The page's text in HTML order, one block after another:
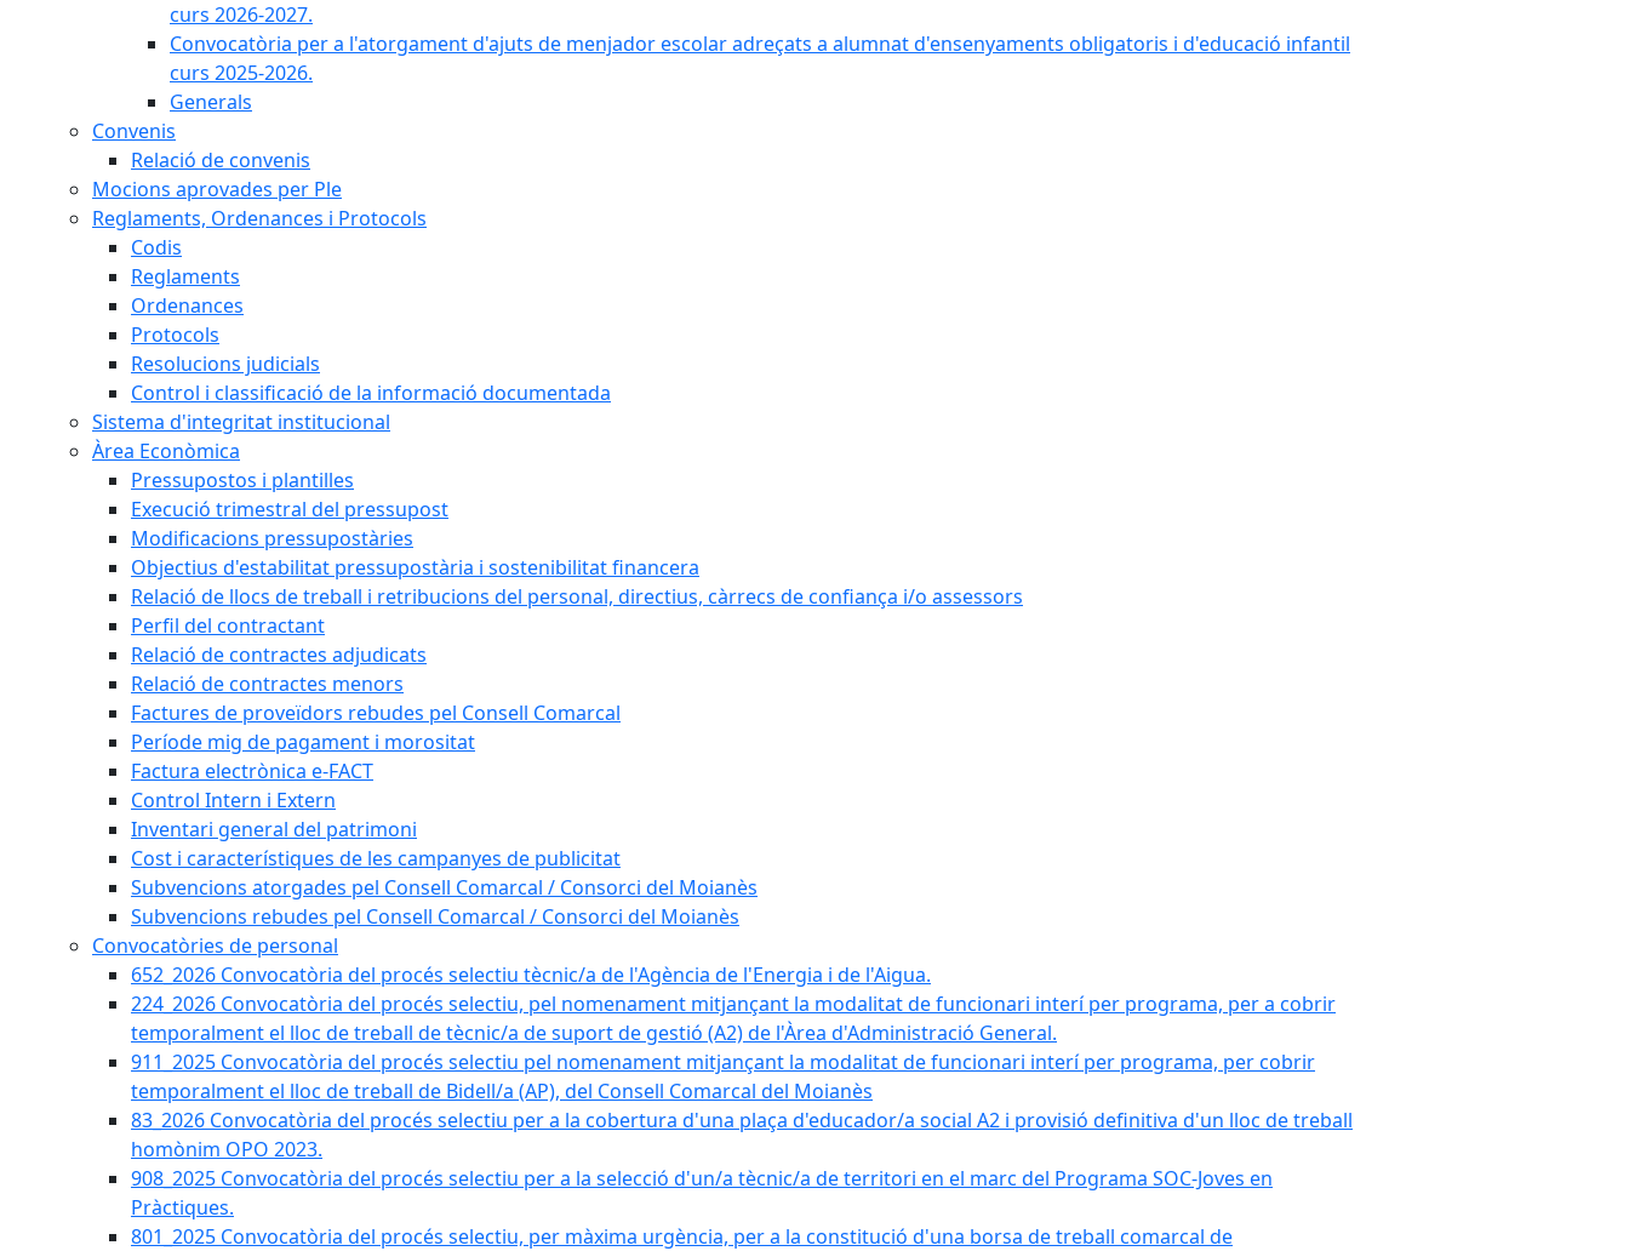
curs 2026-2027.
Convocatòria per a l'atorgament d'ajuts de menjador escolar adreçats a alumnat d'ensenyaments obligatoris i d'educació infantil
curs 2025-2026.
Generals
Convenis
Relació de convenis
Mocions aprovades per Ple
Reglaments, Ordenances i Protocols
Codis
Reglaments
Ordenances
Protocols
Resolucions judicials
Control i classificació de la informació documentada
Sistema d'integritat institucional
Àrea Econòmica
Pressupostos i plantilles
Execució trimestral del pressupost
Modificacions pressupostàries
Objectius d'estabilitat pressupostària i sostenibilitat financera
Relació de llocs de treball i retribucions del personal, directius, càrrecs de confiança i/o assessors
Perfil del contractant
Relació de contractes adjudicats
Relació de contractes menors
Factures de proveïdors rebudes pel Consell Comarcal
Període mig de pagament i morositat
Factura electrònica e-FACT
Control Intern i Extern
Inventari general del patrimoni
Cost i característiques de les campanyes de publicitat
Subvencions atorgades pel Consell Comarcal / Consorci del Moianès
Subvencions rebudes pel Consell Comarcal / Consorci del Moianès
Convocatòries de personal
652_2026 Convocatòria del procés selectiu tècnic/a de l'Agència de l'Energia i de l'Aigua.
224_2026 Convocatòria del procés selectiu, pel nomenament mitjançant la modalitat de funcionari interí per programa, per a cobrir
temporalment el lloc de treball de tècnic/a de suport de gestió (A2) de l'Àrea d'Administració General.
911_2025 Convocatòria del procés selectiu pel nomenament mitjançant la modalitat de funcionari interí per programa, per cobrir
temporalment el lloc de treball de Bidell/a (AP), del Consell Comarcal del Moianès
83_2026 Convocatòria del procés selectiu per a la cobertura d'una plaça d'educador/a social A2 i provisió definitiva d'un lloc de treball
homònim OPO 2023.
908_2025 Convocatòria del procés selectiu per a la selecció d'un/a tècnic/a de territori en el marc del Programa SOC-Joves en
Pràctiques.
801_2025 Convocatòria del procés selectiu, per màxima urgència, per a la constitució d'una borsa de treball comarcal de